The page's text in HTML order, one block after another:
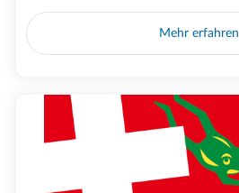
Mehr erfahren